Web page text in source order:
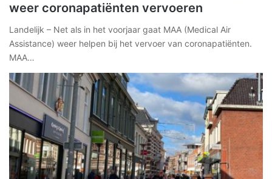
weer coronapatiënten vervoeren
Landelijk – Net als in het voorjaar gaat MAA (Medical Air
Assistance) weer helpen bij het vervoer van coronapatiënten.
MAA…